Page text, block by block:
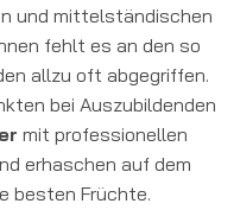
und mittelständischen
fehlt es an den so
allzu oft abgegriffen.
bei Auszubildenden
mit professionellen
erhaschen auf dem
besten Früchte.